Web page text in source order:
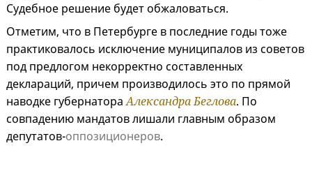
Судебное решение будет обжаловаться.
Отметим, что в Петербурге в последние годы тоже
практиковалось исключение муниципалов из советов
под предлогом некорректно составленных
деклараций, причем производилось это по прямой
наводке губернатораАлександра Беглова. По
совпадению мандатов лишали главным образом
депутатов-оппозиционеров.